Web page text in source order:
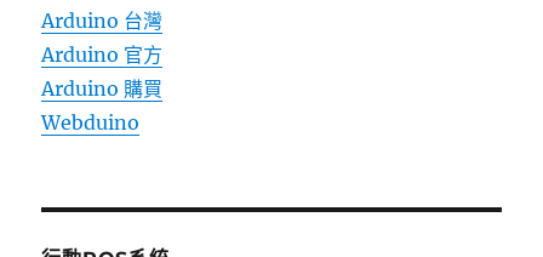
Arduino 台灣
Arduino 官方
Arduino 購買
Webduino